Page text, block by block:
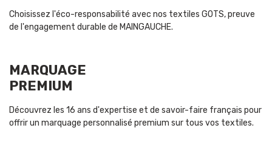
Choisissez l'éco-responsabilité avec nos textiles GOTS, preuve
de l'engagement durable de MAINGAUCHE.
MARQUAGE
PREMIUM
Découvrez les 16 ans d'expertise et de savoir-faire français pour
offrir un marquage personnalisé premium sur tous vos textiles.